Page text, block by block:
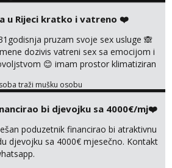
u Rijeci kratko i vatreno ❤️
pruzam svoje sex usluge 🙈
dozivis vatreni sex sa emocijom i
😊 imam prostor klimatiziran
klasiku sa zastitom pusenje bez
analno i pitanja ako radim bez odma
radim samo sa svojim slikama
✌️😊ali neki vec me poznaju waccap...
traži mušku osobu
bi djevojku sa 4000€/mj❤️
poduzetnik financirao bi atraktivnu
djevojku sa 4000€ mjesečno. Kontakt